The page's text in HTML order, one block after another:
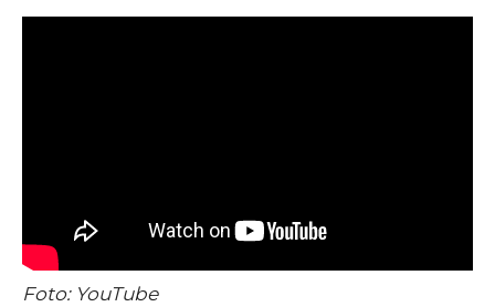
Foto: YouTube